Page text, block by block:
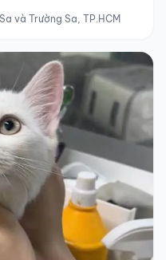
và Trường Sa, TP.HCM